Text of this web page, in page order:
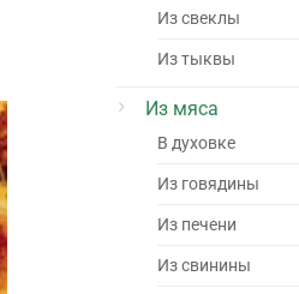
Из свеклы
Из тыквы
Из мяса
В духовке
Из говядины
Из печени
Из свинины